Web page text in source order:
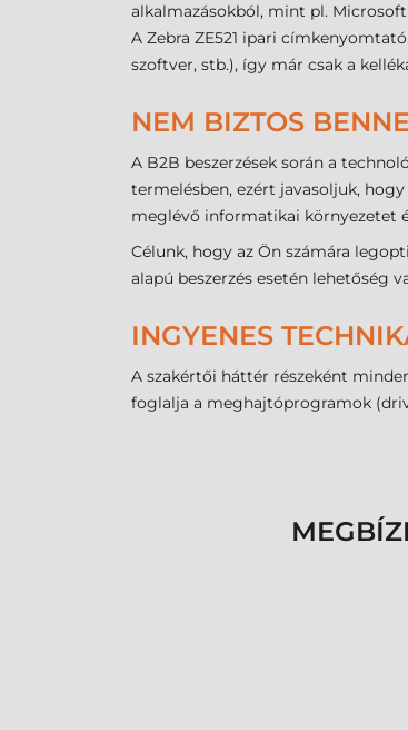
alkalmazásokból, mint pl.
A Zebra ZE521 ipari
szoftver, stb.), így már csak a
NEM BIZTOS
A B2B beszerzések során a
termelésben, ezért javasoljuk,
meglévő informatikai környezetet
Célunk, hogy az Ön számára
alapú beszerzés esetén lehetőség
INGYENES
A szakértői háttér részeként
foglalja a meghajtóprogramok